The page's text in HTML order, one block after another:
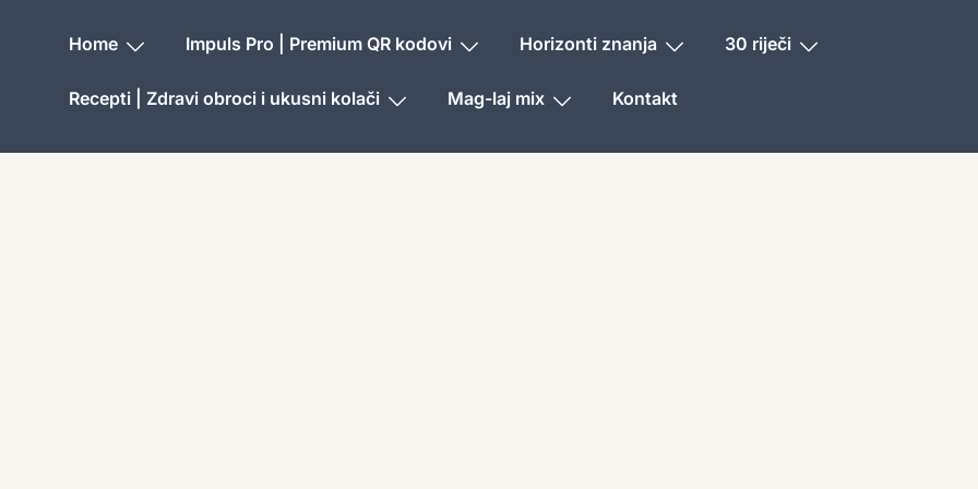
Home Impuls Pro | Premium QR kodovi Horizonti znanja 30 riječi
Recepti | Zdravi obroci i ukusni kolači Mag-laj mix Kontakt